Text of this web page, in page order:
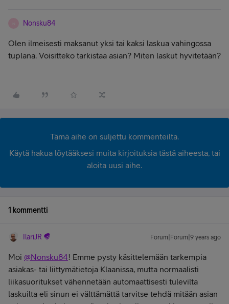
Nonsku84
Olen ilmeisesti maksanut yksi tai kaksi laskua vahingossa
tuplana. Voisitteko tarkistaa asian? Miten laskut hyvitetään?
Tämä aihe on suljettu kommenteilta.
Käytä hakua löytääksesi muita kirjoituksia tästä aiheesta, tai
aloita uusi aihe.
1 kommentti
IlariJR Forum|Forum|9 years ago
Moi @Nonsku84! Emme pysty käsittelemään tarkempia
asiakas- tai liittymätietoja Klaanissa, mutta normaalisti
liikasuoritukset vähennetään automaattisesti tulevilta
laskuilta eli sinun ei välttämättä tarvitse tehdä mitään asian